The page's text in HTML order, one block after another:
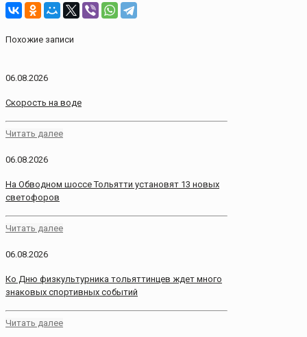
Похожие записи
06.08.2026
Скорость на воде
Читать далее
06.08.2026
На Обводном шоссе Тольятти установят 13 новых
светофоров
Читать далее
06.08.2026
Ко Дню физкультурника тольяттинцев ждет много
знаковых спортивных событий
Читать далее